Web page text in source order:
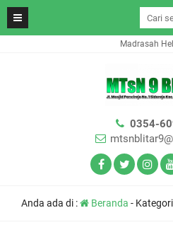
Madrasah
0354-
Anda ada di : Beranda -